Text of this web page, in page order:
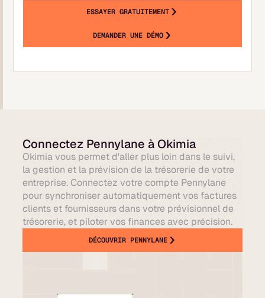
ESSAYER GRATUITEMENT
DEMANDER UNE DÉMO
Connectez Pennylane à Okimia
Okimia vous permet d'aller plus loin dans le suivi,
la gestion et la prévision de la trésorerie de votre
entreprise. Connectez votre compte Pennylane
pour synchroniser automatiquement vos factures
clients et fournisseurs dans votre prévisionnel de
trésorerie, et piloter vos finances avec précision.
DÉCOUVRIR PENNYLANE